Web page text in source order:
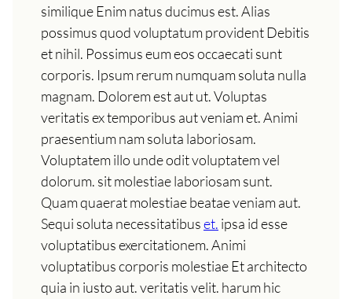
similique Enim natus ducimus est. Alias
possimus quod voluptatum provident Debitis
et nihil. Possimus eum eos occaecati sunt
corporis. Ipsum rerum numquam soluta nulla
magnam. Dolorem est aut ut. Voluptas
veritatis ex temporibus aut veniam et. Animi
praesentium nam soluta laboriosam.
Voluptatem illo unde odit voluptatem vel
dolorum. sit molestiae laboriosam sunt.
Quam quaerat molestiae beatae veniam aut.
Sequi soluta necessitatibuset. ipsa id esse
voluptatibus exercitationem. Animi
voluptatibus corporis molestiae Et architecto
quia in iusto aut. veritatis velit. harum hic